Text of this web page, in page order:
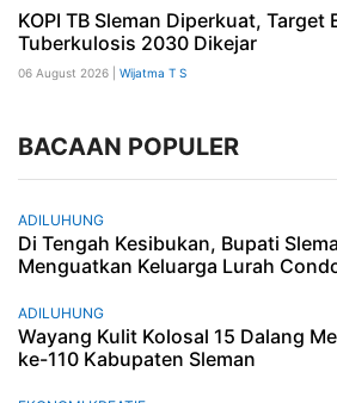
KOPI TB Sleman Diperkuat, Target
Tuberkulosis 2030 Dikejar
06 August 2026 | Wijatma T S
BACAAN POPULER
ADILUHUNG
Di Tengah Kesibukan, Bupati
Menguatkan Keluarga Lurah
ADILUHUNG
Wayang Kulit Kolosal 15 Dalang
ke-110 Kabupaten Sleman